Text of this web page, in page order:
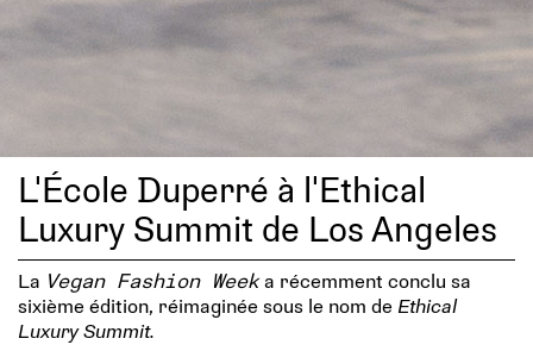
L'École Duperré à l'Ethical
Luxury Summit de Los Angeles
La Vegan Fashion Weeka récemment conclu sa
sixième édition, réimaginée sous le nom de Ethical
Luxury Summit.